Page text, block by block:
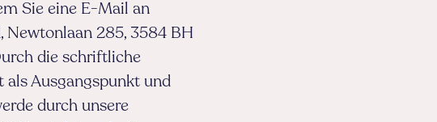
Sie eine E-Mail an
Newtonlaan 285, 3584 BH
die schriftliche
als Ausgangspunkt und
durch unsere